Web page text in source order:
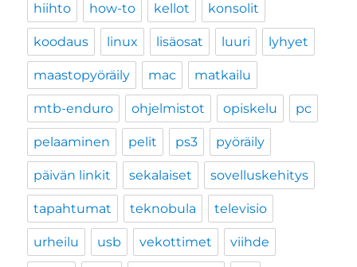
hiihto how-to kellot konsolit
koodaus linux lisäosat luuri lyhyet
maastopyöräily mac matkailu
mtb-enduro ohjelmistot opiskelu pc
pelaaminen pelit ps3 pyöräily
päivän linkit sekalaiset sovelluskehitys
tapahtumat teknobula televisio
urheilu usb vekottimet viihde